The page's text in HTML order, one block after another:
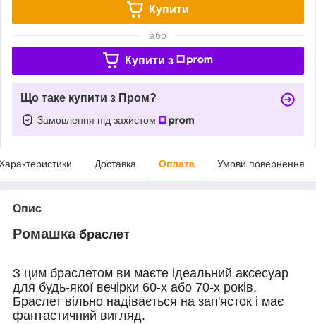
Купити
або
Купити з
Що таке купити з Пром?
Замовлення під захистом
Доставка Оплата Умови повернення
Опис
Ромашкабраслет
З цим браслетом ви маєте ідеальний аксесуар
для будь-якої вечірки 60-х або 70-х років.
Браслет вільно надівається на зап'ясток і має
фантастичний вигляд.